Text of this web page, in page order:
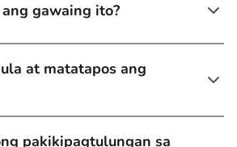
gawaing ito?
at matatapos ang
pakikipagtulungan sa